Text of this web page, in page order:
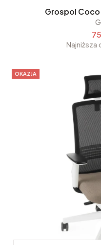
Grospol
Najniższa
OKAZJA